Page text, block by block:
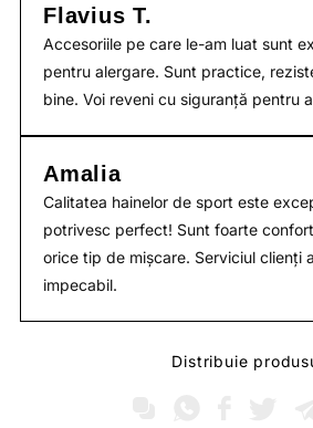
Flavius T.
Accesoriile pe care le-am luat sunt
pentru alergare. Sunt practice,
bine. Voi reveni cu siguranță pentru
Amalia
Calitatea hainelor de sport este
potrivesc perfect! Sunt foarte
orice tip de mișcare. Serviciul clienți
impecabil.
Distribuie